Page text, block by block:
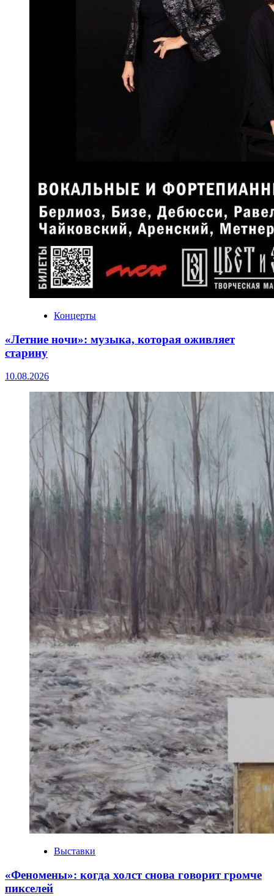
Концерты
«Летние ночи»: музыка, которая оживляет
старину
10.08.2026
Выставки
«Феномены»: когда холст снова говорит громче
пикселей